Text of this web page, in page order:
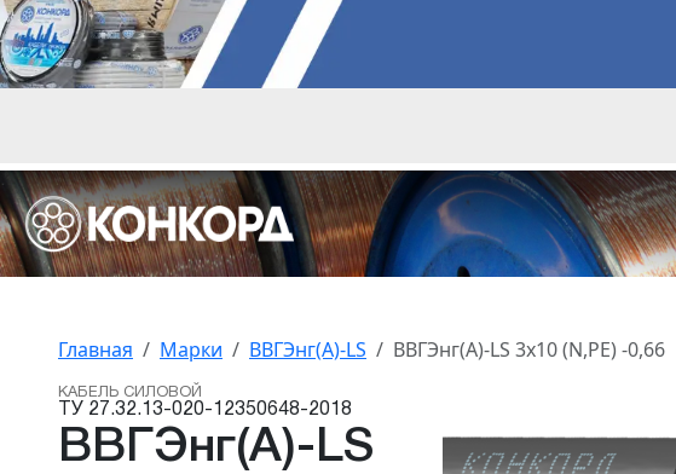
Главная Марки ВВГЭнг(А)-LS ВВГЭнг(А)-LS 3х10 (N,PE) -0,66
КАБЕЛЬ СИЛОВОЙ
ТУ 27.32.13-020-12350648-2018
ВВГЭнг(А)-LS